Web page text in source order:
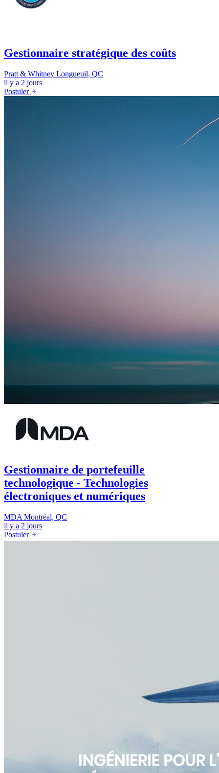
Gestionnaire stratégique des coûts
Pratt & Whitney Longueuil, QC
il y a 2 jours
Postuler
Gestionnaire de portefeuille
technologique - Technologies
électroniques et numériques
MDA Montréal, QC
il y a 2 jours
Postuler